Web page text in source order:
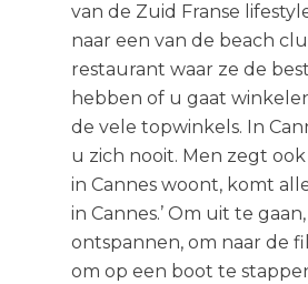
van de Zuid Franse
naar een van de beach
restaurant waar ze de
hebben of u gaat
de vele topwinkels. In
u zich nooit. Men zegt ook
in Cannes woont, komt
in Cannes.’ Om uit te
ontspannen, om naar de
om op een boot te